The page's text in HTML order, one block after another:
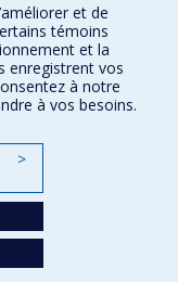
et de
témoins
et la
enregistrent vos
à notre
à vos besoins.
>